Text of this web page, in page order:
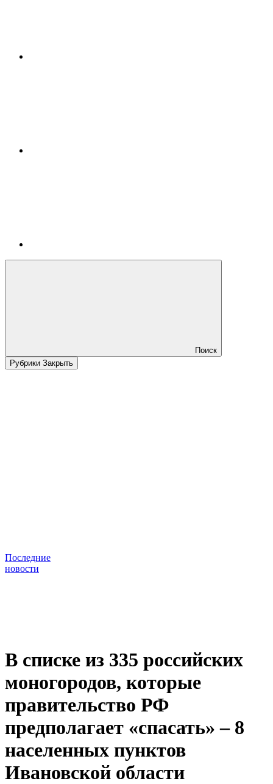
Поиск
Рубрики Закрыть
Последние
новости
В списке из 335 российских
моногородов, которые
правительство РФ
предполагает «спасать» – 8
населенных пунктов
Ивановской области